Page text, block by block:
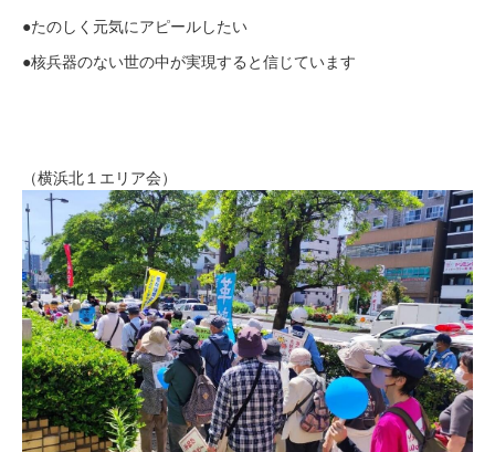
●たのしく元気にアピールしたい
●核兵器のない世の中が実現すると信じています
（横浜北１エリア会）